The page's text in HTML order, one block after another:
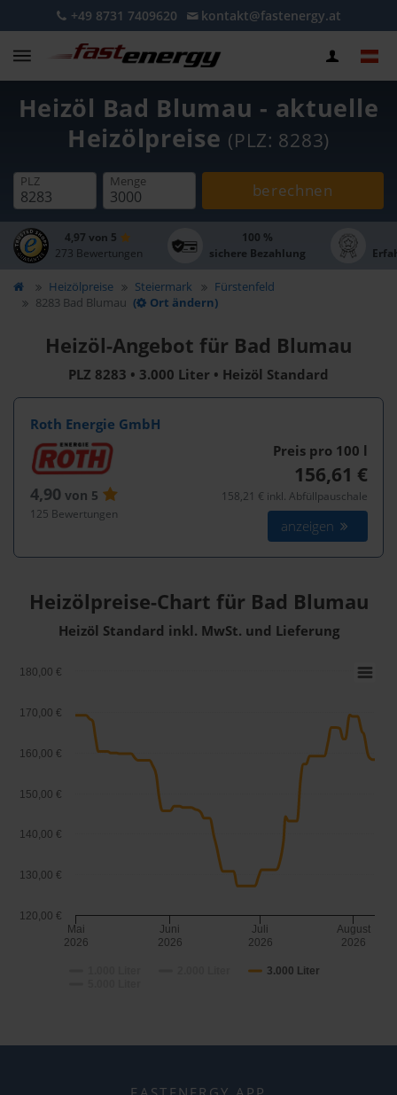
+49 8731 7409620 kontakt@fastenergy.at
Heizöl Bad Blumau - aktuelle
Heizölpreise (PLZ: 8283)
PLZ Menge berechnen
4,97 von 5
273 Bewertungen
100 %
sichere Bezahlung
Heizölpreise Steiermark
Fürstenfeld
8283 Bad Blumau ( Ort ändern)
Heizöl-Angebot für Bad Blumau
PLZ 8283 • 3.000 Liter • Heizöl Standard
Roth Energie GmbH
4,90 von 5
125 Bewertungen
Preis pro 100 l
156,61 €
158,21 € inkl. Abfüllpauschale
anzeigen
Heizölpreise-Chart für Bad Blumau
Heizöl Standard inkl. MwSt. und Lieferung
3.000 Liter
Mai
2026
Juni
2026
Juli
2026
August
2026
120,00 €
130,00 €
140,00 €
150,00 €
160,00 €
170,00 €
180,00 €